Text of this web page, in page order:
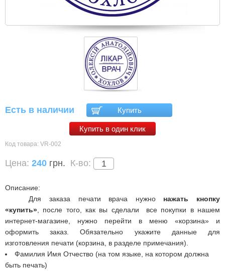
Есть в наличии Купить
Купить в один клик
Код товара: VR-002
Цена: 240 грн. К-во:
Описание:
Для заказа печати врача нужно нажать кнопку
«купить» , после того, как вы сделали
все покупки в нашем
интернет-магазине, нужно перейти в меню «корзина» и
оформить заказ. Обязательно укажите данные для
изготовления печати (корзина, в разделе примечания).
Фамилия Имя Отчество (на том языке, на котором должна
быть печать)